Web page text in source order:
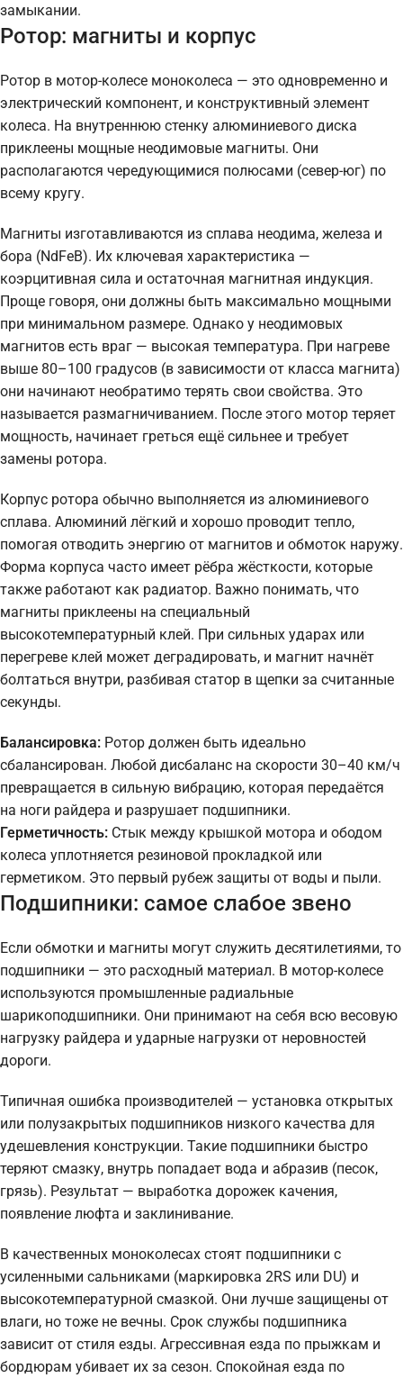
замыкании.
Ротор: магниты и корпус
Ротор в мотор-колесе моноколеса — это одновременно и
электрический компонент, и конструктивный элемент
колеса. На внутреннюю стенку алюминиевого диска
приклеены мощные неодимовые магниты. Они
располагаются чередующимися полюсами (север-юг) по
всему кругу.
Магниты изготавливаются из сплава неодима, железа и
бора (NdFeB). Их ключевая характеристика —
коэрцитивная сила и остаточная магнитная индукция.
Проще говоря, они должны быть максимально мощными
при минимальном размере. Однако у неодимовых
магнитов есть враг — высокая температура. При нагреве
выше 80–100 градусов (в зависимости от класса магнита)
они начинают необратимо терять свои свойства. Это
называется размагничиванием. После этого мотор теряет
мощность, начинает греться ещё сильнее и требует
замены ротора.
Корпус ротора обычно выполняется из алюминиевого
сплава. Алюминий лёгкий и хорошо проводит тепло,
помогая отводить энергию от магнитов и обмоток наружу.
Форма корпуса часто имеет рёбра жёсткости, которые
также работают как радиатор. Важно понимать, что
магниты приклеены на специальный
высокотемпературный клей. При сильных ударах или
перегреве клей может деградировать, и магнит начнёт
болтаться внутри, разбивая статор в щепки за считанные
секунды.
Балансировка: Ротор должен быть идеально
сбалансирован. Любой дисбаланс на скорости 30–40 км/ч
превращается в сильную вибрацию, которая передаётся
на ноги райдера и разрушает подшипники.
Герметичность: Стык между крышкой мотора и ободом
колеса уплотняется резиновой прокладкой или
герметиком. Это первый рубеж защиты от воды и пыли.
Подшипники: самое слабое звено
Если обмотки и магниты могут служить десятилетиями, то
подшипники — это расходный материал. В мотор-колесе
используются промышленные радиальные
шарикоподшипники. Они принимают на себя всю весовую
нагрузку райдера и ударные нагрузки от неровностей
дороги.
Типичная ошибка производителей — установка открытых
или полузакрытых подшипников низкого качества для
удешевления конструкции. Такие подшипники быстро
теряют смазку, внутрь попадает вода и абразив (песок,
грязь). Результат — выработка дорожек качения,
появление люфта и заклинивание.
В качественных моноколесах стоят подшипники с
усиленными сальниками (маркировка 2RS или DU) и
высокотемпературной смазкой. Они лучше защищены от
влаги, но тоже не вечны. Срок службы подшипника
зависит от стиля езды. Агрессивная езда по прыжкам и
бордюрам убивает их за сезон. Спокойная езда по